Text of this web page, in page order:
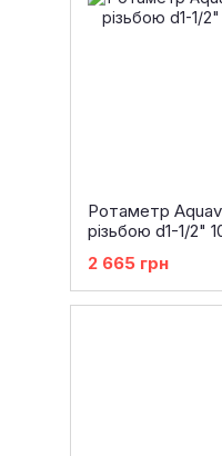
Ротаметр
різьбою d1-1/2"
2 665 грн